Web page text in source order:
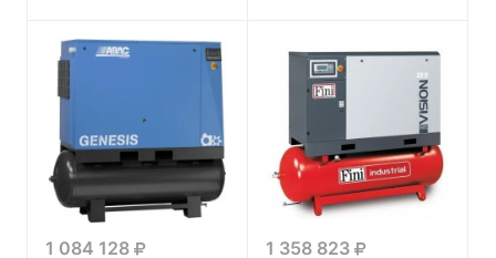
1 084 128 1 358 823